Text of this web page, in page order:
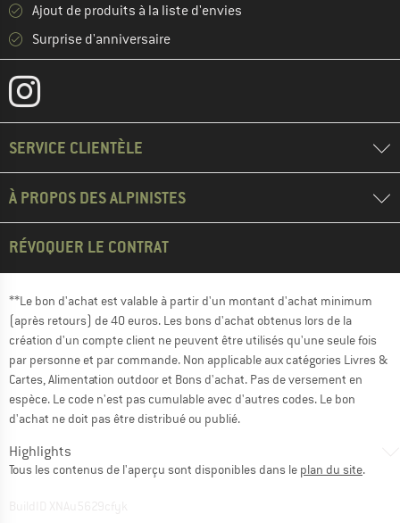
Ajout de produits à la liste d'envies
Surprise d'anniversaire
SERVICE CLIENTÈLE
À PROPOS DES ALPINISTES
RÉVOQUER LE CONTRAT
**Le bon d'achat est valable à partir d'un montant d'achat minimum
(après retours) de 40 euros. Les bons d'achat obtenus lors de la
création d'un compte client ne peuvent être utilisés qu'une seule fois
par personne et par commande. Non applicable aux catégories Livres &
Cartes, Alimentation outdoor et Bons d'achat. Pas de versement en
espèce. Le code n'est pas cumulable avec d'autres codes. Le bon
d'achat ne doit pas être distribué ou publié.
Highlights
Tous les contenus de l'aperçu sont disponibles dans le plan du site.